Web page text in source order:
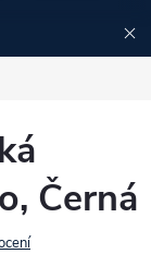
Černá